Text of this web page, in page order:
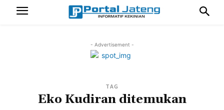
- Advertisement -
TAG
Eko Kudiran ditemukan